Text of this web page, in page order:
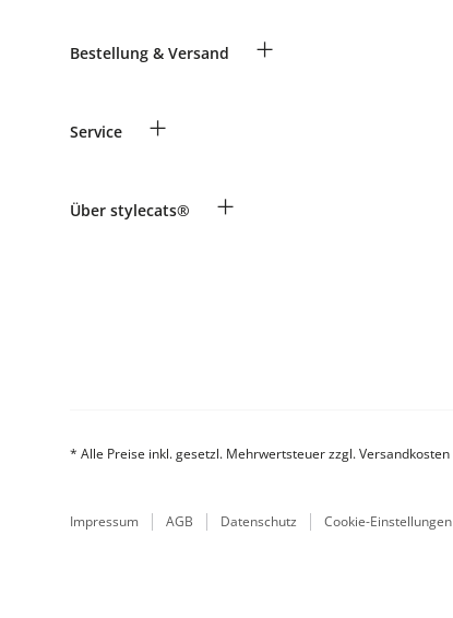
Bestellung & Versand +
Informationen zur Lieferung
Produkte reklamieren und zurücksenden
Service +
Tierkrankenversicherung
Über stylecats® +
* Alle Preise inkl. gesetzl. Mehrwertsteuer zzgl. Versandkosten
Impressum AGB Datenschutz Cookie-Einstellungen